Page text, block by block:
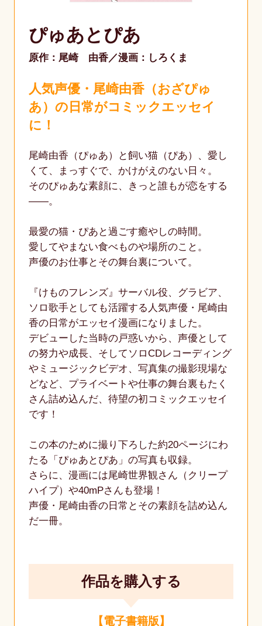
ぴゅあとぴあ
原作：尾崎 由香 漫画：しろくま
人気声優・尾崎由香（おざぴゅ
あ）の日常がコミックエッセイ
に！
尾崎由香（ぴゅあ）と飼い猫（ぴあ）、愛し
くて、まっすぐで、かけがえのない日々。
そのぴゅあな素顔に、きっと誰もが恋をする
――。
最愛の猫・ぴあと過ごす癒やしの時間。
愛してやまない食べものや場所のこと。
声優のお仕事とその舞台裏について。
『けものフレンズ』サーバル役、グラビア、
ソロ歌手としても活躍する人気声優・尾崎由
香の日常がエッセイ漫画になりました。
デビューした当時の戸惑いから、声優として
の努力や成長、そしてソロCDレコーディング
やミュージックビデオ、写真集の撮影現場な
どなど、プライベートや仕事の舞台裏もたく
さん詰め込んだ、待望の初コミックエッセイ
です！
この本のために撮り下ろした約20ページにわ
たる「ぴゅあとぴあ」の写真も収録。
さらに、漫画には尾崎世界観さん（クリープ
ハイプ）や40mPさんも登場！
声優・尾崎由香の日常とその素顔を詰め込ん
だ一冊。
作品を購入する
【電子書籍版】